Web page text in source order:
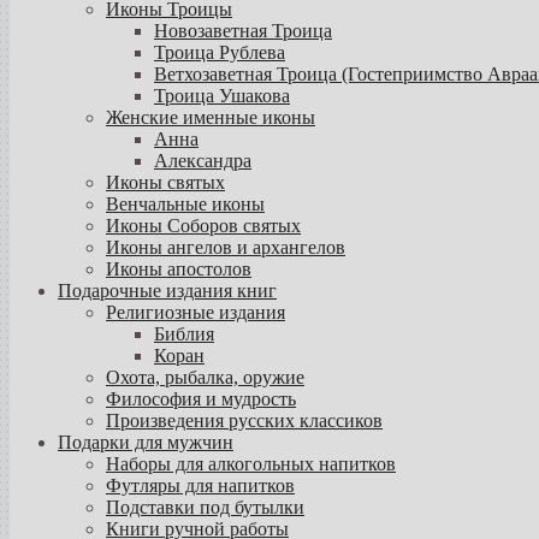
Иконы Троицы
Новозаветная Троица
Троица Рублева
Ветхозаветная Троица (Гостеприимство
Троица Ушакова
Женские именные иконы
Анна
Александра
Иконы святых
Венчальные иконы
Иконы Соборов святых
Иконы ангелов и архангелов
Иконы апостолов
Подарочные издания книг
Религиозные издания
Библия
Коран
Охота, рыбалка, оружие
Философия и мудрость
Произведения русских классиков
Подарки для мужчин
Наборы для алкогольных напитков
Футляры для напитков
Подставки под бутылки
Книги ручной работы